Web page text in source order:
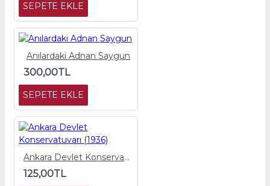
SEPETE EKLE
Anılardaki Adnan Saygun
300,00TL
SEPETE EKLE
Ankara Devlet Konservatuvarı (1936)
125,00TL